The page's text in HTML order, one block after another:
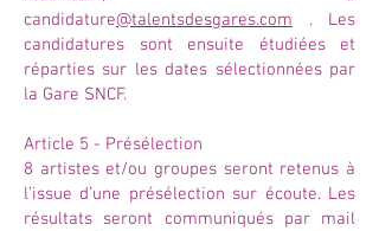
candidature@talentsdesgares.com . Les
candidatures sont ensuite étudiées et
réparties sur les dates sélectionnées par
la Gare SNCF.
Article 5 - Présélection
8 artistes et/ou groupes seront retenus à
l’issue d’une présélection sur écoute. Les
résultats seront communiqués par mail